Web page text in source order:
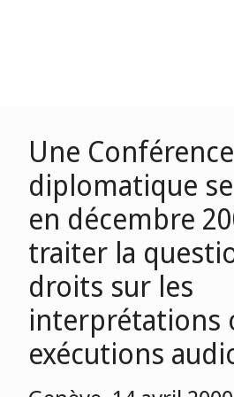
Une Conférence
diplomatique
en décembre
traiter la
droits sur les
interprétations
exécutions